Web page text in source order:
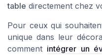
table directement chez
Pour ceux qui
unique dans leur
comment intégrer un